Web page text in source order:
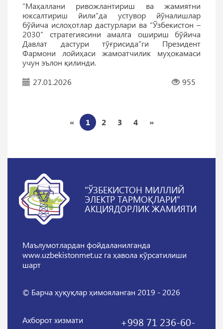
“Маҳаллани ривожлантириш ва жамиятни
юксалтириш йили”да устувор йўналишлар
бўйича ислоҳотлар дастурлари ва “Ўзбекистон –
2030” стратегиясини амалга ошириш бўйича
Давлат дастури тўғрисида”ги Президент
Фармони лойиҳаси жамоатчилик муҳокамаси
учун эълон қилинди.
27.01.2026
955
« 1 2 3 4 »
"ЎЗБЕКИСТОН МИЛЛИЙ
ЭЛЕКТР ТАРМОҚЛАРИ"
АКЦИЯДОРЛИК ЖАМИЯТИ
Маълумотлардан фойдаланилганда
www.uzbekistonmet.uz га ҳавола кўрсатилиши
шарт
© Барча ҳуқуқлар ҳимояланган 2019 - 2026
Ахборот хизмати
+998 71 236-60-